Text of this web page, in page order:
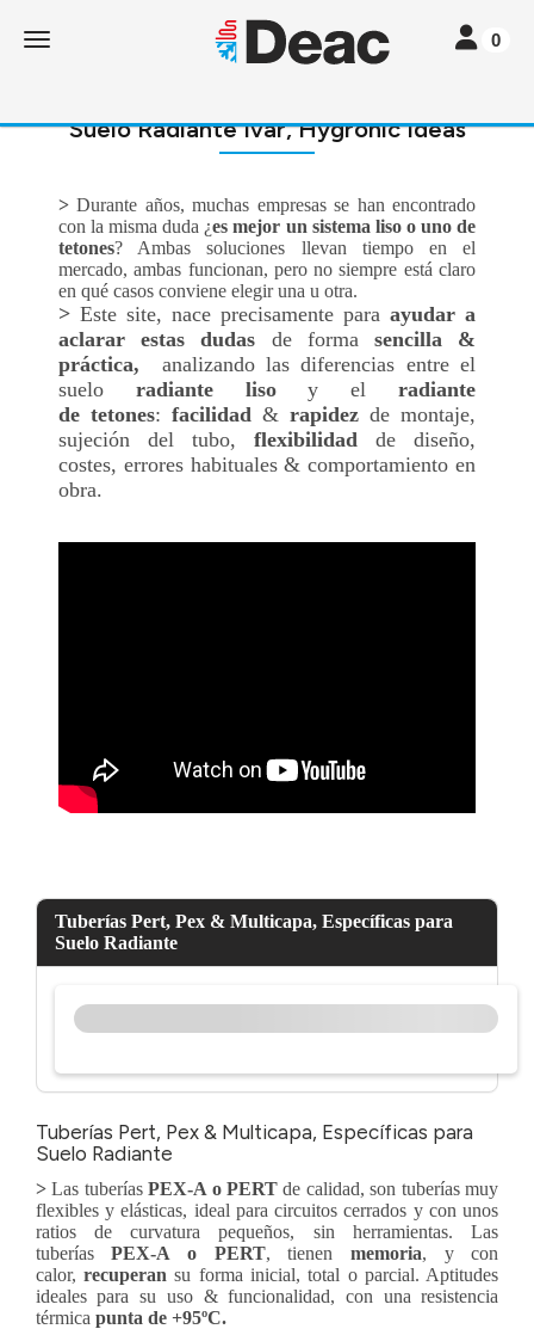
Toggle navigation Toggle
0
Suelo Radiante Ivar, Hygronic Ideas
>Durante años, muchas empresas se han encontrado
con la misma duda ¿es mejor un sistema liso o uno de
tetones? Ambas soluciones llevan tiempo en el
mercado, ambas funcionan, pero no siempre está claro
en qué casos conviene elegir una u otra.
>Este site, nace precisamente paraayudar a
aclarar estas dudas de forma sencilla &
práctica,
analizando las diferencias entre el
suelo radiante lisoy el radiante
de tetones:facilidad&rapidezde montaje,
sujeción del tubo, flexibilidad de diseño,
costes, errores habituales & comportamiento en
obra.
Tuberías Pert, Pex & Multicapa, Específicas para
Suelo Radiante
Tuberías Pert, Pex & Multicapa, Específicas para
Suelo Radiante
>Las tuberíasPEX-A o PERT de calidad, son tuberías muy
flexibles y elásticas, ideal para circuitos cerrados y con unos
ratios de curvatura pequeños, sin herramientas. Las
tuberíasPEX-A o PERT, tienenmemoria, y con
calor, recuperansu forma inicial, total o parcial. Aptitudes
ideales para su uso & funcionalidad, con una resistencia
térmica punta de +95ºC.